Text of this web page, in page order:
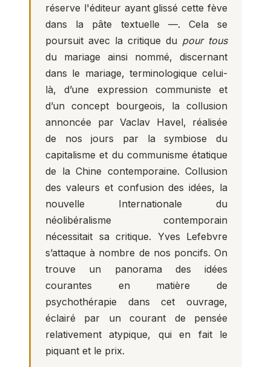
réserve l'éditeur ayant glissé cette fève
dans la pâte textuelle —. Cela se
poursuit avec la critique du pour tous
du mariage ainsi nommé, discernant
dans le mariage, terminologique celui-
là, d’une expression communiste et
d’un concept bourgeois, la collusion
annoncée par Vaclav Havel, réalisée
de nos jours par la symbiose du
capitalisme et du communisme étatique
de la Chine contemporaine. Collusion
des valeurs et confusion des idées, la
nouvelle Internationale du
néolibéralisme contemporain
nécessitait sa critique. Yves Lefebvre
s’attaque à nombre de nos poncifs. On
trouve un panorama des idées
courantes en matière de
psychothérapie dans cet ouvrage,
éclairé par un courant de pensée
relativement atypique, qui en fait le
piquant et le prix.